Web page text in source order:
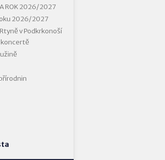
ROK 2026/2027
2026/2027
v Podkrkonoší
koncertě